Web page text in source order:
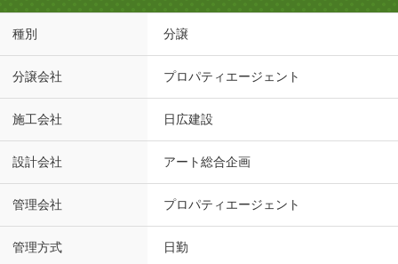
種別 分譲
分譲会社 プロパティエージェント
施工会社 日広建設
設計会社 アート総合企画
管理会社 プロパティエージェント
管理方式 日勤